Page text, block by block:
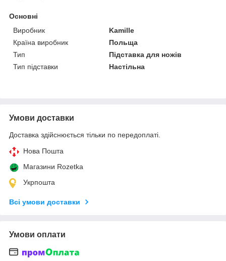
Основні
Виробник
Kamille
Країна виробник
Польща
Тип
Підставка для ножів
Тип підставки
Настільна
Умови доставки
Доставка здійснюється тільки по передоплаті.
Нова Пошта
Магазини Rozetka
Укрпошта
Всі умови доставки
Умови оплати